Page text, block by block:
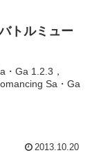
トルミュー
Ga 1.2.3，
Sa・Ga
2013.10.20